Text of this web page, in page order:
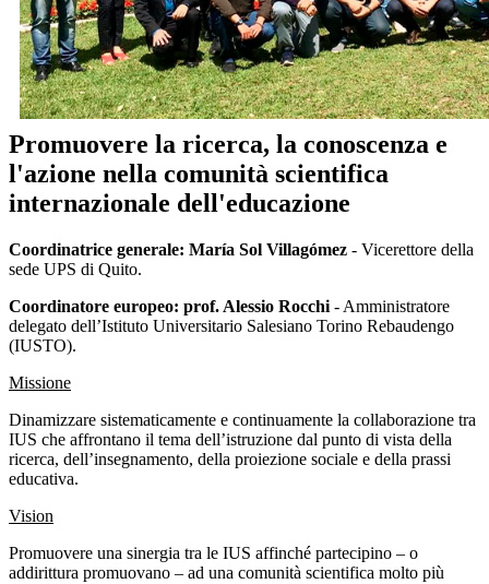
Promuovere la ricerca, la conoscenza e
l'azione nella comunità scientifica
internazionale dell'educazione
Coordinatrice generale: María Sol Villagómez - Vicerettore della
sede UPS di Quito.
Coordinatore europeo: prof. Alessio Rocchi - Amministratore
delegato dell’Istituto Universitario Salesiano Torino Rebaudengo
(IUSTO).
Missione
Dinamizzare sistematicamente e continuamente la collaborazione tra
IUS che affrontano il tema dell’istruzione dal punto di vista della
ricerca, dell’insegnamento, della proiezione sociale e della prassi
educativa.
Vision
Promuovere una sinergia tra le IUS affinché partecipino – o
addirittura promuovano – ad una comunità scientifica molto più